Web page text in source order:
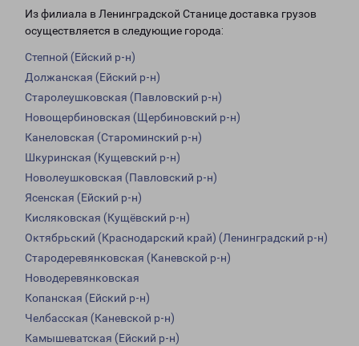
Из филиала в Ленинградской Станице доставка грузов
осуществляется в следующие города:
Степной (Ейский р-н)
Должанская (Ейский р-н)
Старолеушковская (Павловский р-н)
Новощербиновская (Щербиновский р-н)
Канеловская (Староминский р-н)
Шкуринская (Кущевский р-н)
Новолеушковская (Павловский р-н)
Ясенская (Ейский р-н)
Кисляковская (Кущёвский р-н)
Октябрьский (Краснодарский край) (Ленинградский р-н)
Стародеревянковская (Каневской р-н)
Новодеревянковская
Копанская (Ейский р-н)
Челбасская (Каневской р-н)
Камышеватская (Ейский р-н)